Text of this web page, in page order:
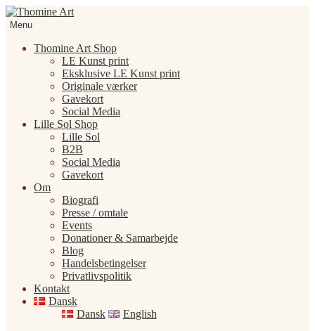
Spring
til
Spring
tilMenu
Thomine Art Shop
LE Kunst print
Eksklusive LE Kunst print
Originale værker
Gavekort
Social Media
Lille Sol Shop
Lille Sol
B2B
Social Media
Gavekort
Om
Biografi
Presse / omtale
Events
Donationer & Samarbejde
Blog
Handelsbetingelser
Privatlivspolitik
Kontakt
Dansk
Dansk
English